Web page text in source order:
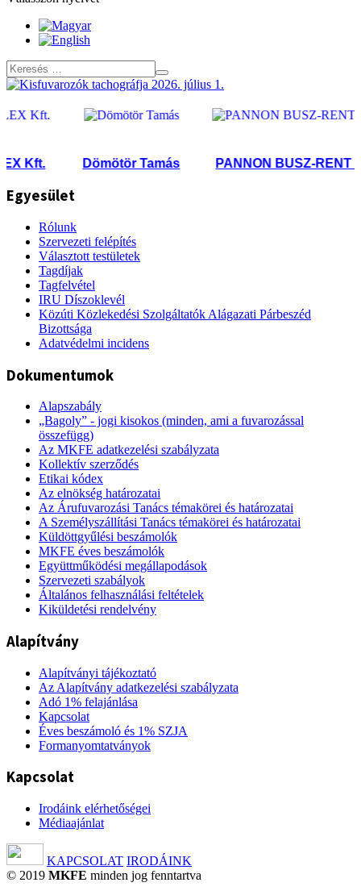
Dömötör Tamás PANNON BUSZ-RENT Kft.
Egyesület
Rólunk
Szervezeti felépítés
Választott testületek
Tagdíjak
Tagfelvétel
IRU Díszoklevél
Közúti Közlekedési Szolgáltatók Alágazati Párbeszéd
Bizottsága
Adatvédelmi incidens
Dokumentumok
Alapszabály
„Bagoly” - jogi kisokos (minden, ami a fuvarozással
összefügg)
Az MKFE adatkezelési szabályzata
Kollektív szerződés
Etikai kódex
Az elnökség határozatai
Az Árufuvarozási Tanács témakörei és határozatai
A Személyszállítási Tanács témakörei és határozatai
Küldöttgyűlési beszámolók
MKFE éves beszámolók
Együttműködési megállapodások
Szervezeti szabályok
Általános felhasználási feltételek
Kiküldetési rendelvény
Alapítvány
Alapítványi tájékoztató
Az Alapítvány adatkezelési szabályzata
Adó 1% felajánlása
Kapcsolat
Éves beszámoló és 1% SZJA
Formanyomtatványok
Kapcsolat
Irodáink elérhetőségei
Médiaajánlat
KAPCSOLAT IRODÁINK
© 2019 MKFE minden jog fenntartva